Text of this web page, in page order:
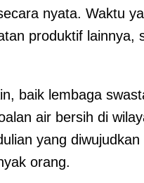
nyata. Waktu
produktif lainnya,
baik lembaga
air bersih di
yang
orang.